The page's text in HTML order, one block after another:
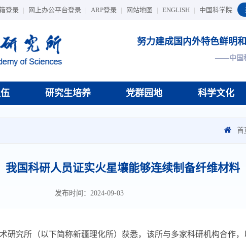
登录 | 网上办公平台登录 | ARP登录 | 网站地图 | ENGLISH | 中国科学院
努力建成国内外特色鲜明
——中国
研究生培养 党群园地 科学文化
首
我国科研人员证实火星壤能够连续制备纤维材料
发布时间：2024-09-03
研究所（以下简称新疆理化所）获悉，该所与多家科研机构合作